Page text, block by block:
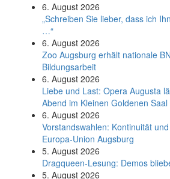
6. August 2026
„Schreiben Sie lieber, dass ich
…“
6. August 2026
Zoo Augsburg erhält nationale
Bildungsarbeit
6. August 2026
Liebe und Last: Opera Augusta
Abend im Kleinen Goldenen Saal
6. August 2026
Vorstandswahlen: Kontinuität
Europa-Union Augsburg
5. August 2026
Dragqueen-Lesung: Demos
5. August 2026